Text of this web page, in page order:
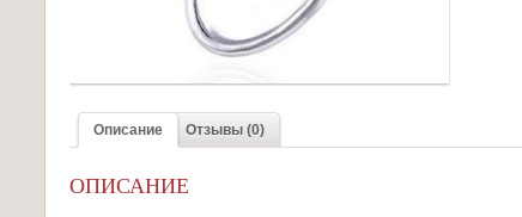
Описание Отзывы (0)
ОПИСАНИЕ